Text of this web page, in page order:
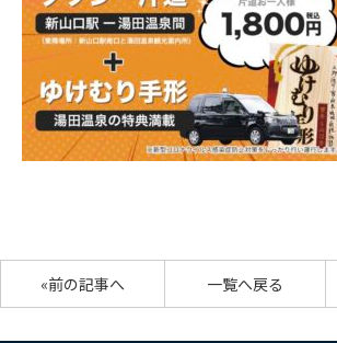
«前の記事へ 一覧へ戻る